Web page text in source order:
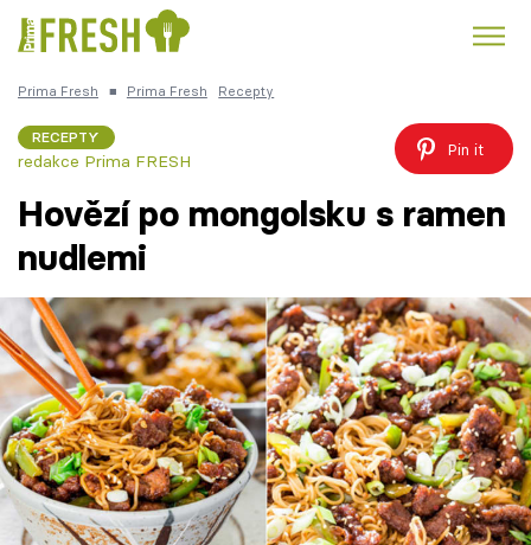
Česká kuchyně Čokoláda
Témata
Recepty
Články
TV Program
Prima Fresh ■ Prima Fresh Recepty
RECEPTY
redakce Prima FRESH
Pin it
Hovězí po mongolsku s ramen
nudlemi